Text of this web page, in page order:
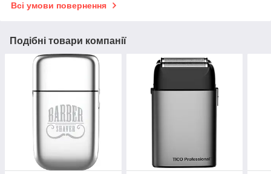
Всі умови повернення
Подібні товари компанії